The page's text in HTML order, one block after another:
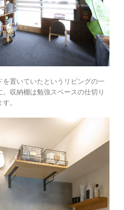
置いていたというリビングの一
収納棚は勉強スペースの仕切り
。